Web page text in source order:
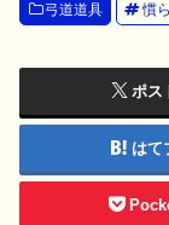
弓道道具 慣
ポス
はて